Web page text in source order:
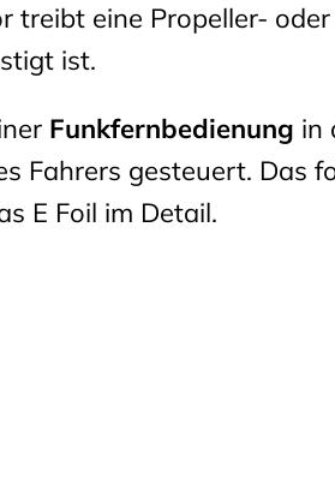
treibt eine Propeller-
ist.
Funkfernbedienung in
Fahrers gesteuert. Das
E Foil im Detail.